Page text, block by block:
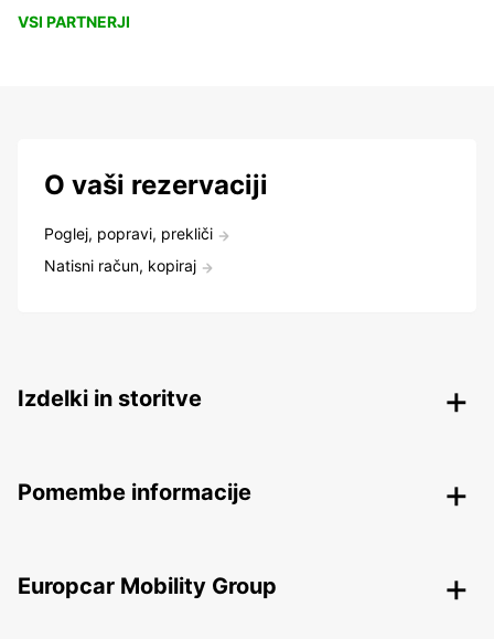
VSI PARTNERJI
O vaši rezervaciji
Poglej, popravi, prekliči
Natisni račun, kopiraj
Izdelki in storitve
Pomembe informacije
Europcar Mobility Group